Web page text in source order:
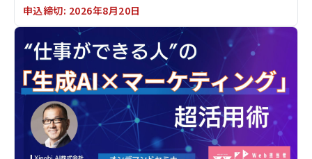
申込締切: 2026年8月20日